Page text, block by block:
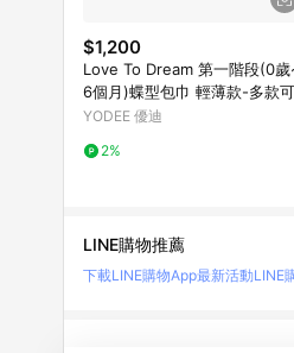
$1,200
Love To Dream 第一階段(0歲
6個月)蝶型包巾 輕薄款-多款可
選
YODEE 優迪
2%
LINE購物推薦
下載LINE購物App最新活動LINE